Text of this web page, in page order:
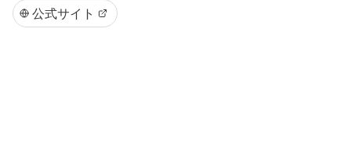
公式サイト